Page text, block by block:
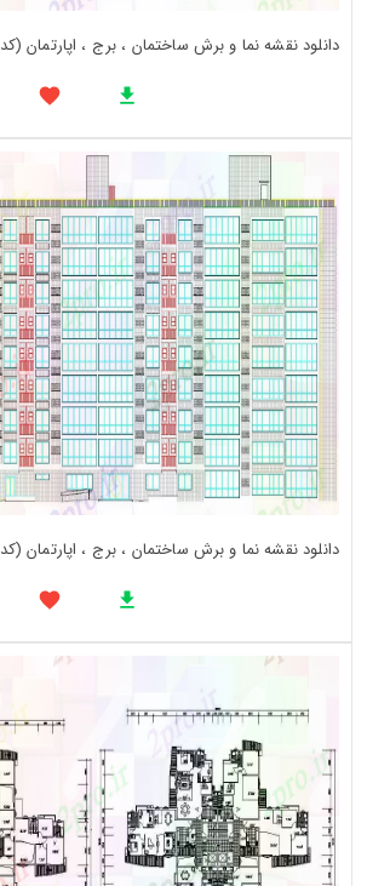
دانلود نقشه نما و برش ساختمان ، برج ، اپارتمان (کد33153)
دانلود نقشه نما و برش ساختمان ، برج ، اپارتمان (کد33152)